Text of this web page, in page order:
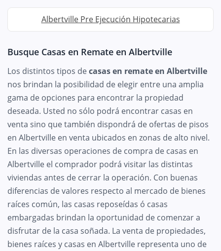
Albertville Pre Ejecución Hipotecarias
Busque Casas en Remate en Albertville
Los distintos tipos decasas en remate en Albertville
nos brindan la posibilidad de elegir entre una amplia
gama de opciones para encontrar la propiedad
deseada. Usted no sólo podrá encontrar casas en
venta sino que también dispondrá de ofertas de pisos
en Albertville en venta ubicados en zonas de alto nivel.
En las diversas operaciones de compra de casas en
Albertville el comprador podrá visitar las distintas
viviendas antes de cerrar la operación. Con buenas
diferencias de valores respecto al mercado de bienes
raíces común, las casas reposeídas ó casas
embargadas brindan la oportunidad de comenzar a
disfrutar de la casa soñada. La venta de propiedades,
bienes raíces y casas en Albertville representa uno de